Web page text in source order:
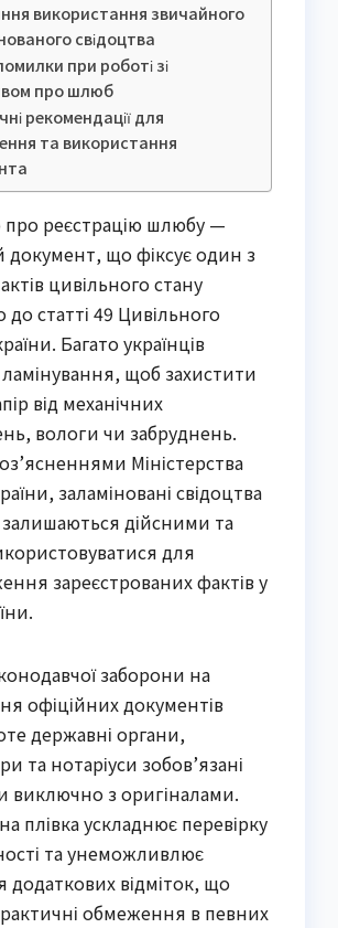
використання звичайного
свідоцтва
при роботі зі
про шлюб
рекомендації для
та використання
про реєстрацію шлюбу —
документ, що фіксує один з
цивільного стану
до статті 49 Цивільного
Багато українців
щоб захистити
від механічних
вологи чи забруднень.
Міністерства
заламіновані свідоцтва
дійсними та
для
зареєстрованих фактів у
заборони на
офіційних документів
державні органи,
та нотаріуси зобов’язані
виключно з оригіналами.
плівка ускладнює перевірку
та унеможливлює
додаткових відміток, що
обмеження в певних